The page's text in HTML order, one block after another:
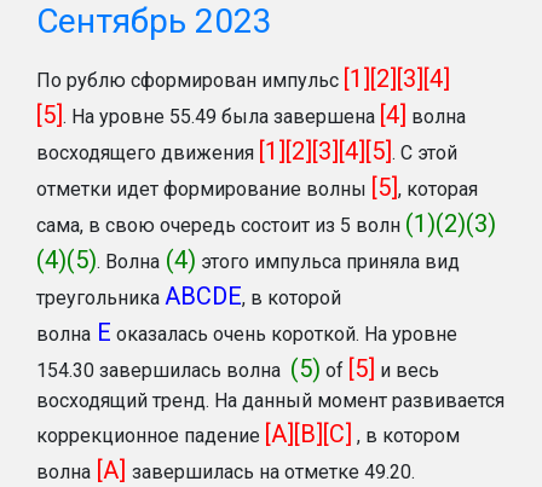
Сентябрь 2023
По рублю сформирован импульс [1][2][3][4]
[5]. На уровне 55.49 была завершена [4] волна
восходящего движения [1][2][3][4][5]. С этой
отметки идет формирование волны [5], которая
сама, в свою очередь состоит из 5 волн (1)(2)(3)
(4)(5). Волна (4) этого импульса приняла вид
треугольника ABCDE, в которой
волна Е оказалась очень короткой. На уровне
154.30 завершилась волна (5) of [5] и весь
восходящий тренд. На данный момент развивается
коррекционное падение [A][B][C] , в котором
волна [A] завершилась на отметке 49.20.